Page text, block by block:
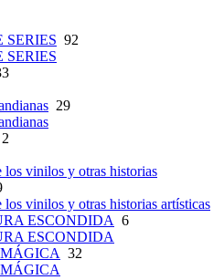
SERIES 92
SERIES
29
2
los vinilos y otras historias
los vinilos y otras historias artísticas
ESCONDIDA 6
ESCONDIDA
32